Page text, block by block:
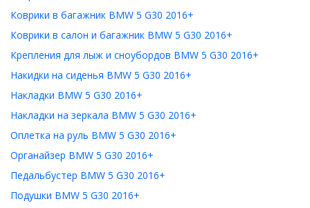
Коврики в багажник BMW 5 G30 2016+
Коврики в салон и багажник BMW 5 G30 2016+
Крепления для лыж и сноубордов BMW 5 G30 2016+
Накидки на сиденья BMW 5 G30 2016+
Накладки BMW 5 G30 2016+
Накладки на зеркала BMW 5 G30 2016+
Оплетка на руль BMW 5 G30 2016+
Органайзер BMW 5 G30 2016+
Педальбустер BMW 5 G30 2016+
Подушки BMW 5 G30 2016+